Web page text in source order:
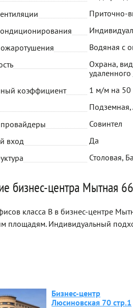
Приточно-
Водяная с
Охрана,
удаленного
коэффициент
1 м/м на 50
Совинтел
вход
Да
Столовая,
бизнес-центра Мытная 66
класса B в бизнес-центре
площадям. Индивидуальный
Бизнес-центр
Люсиновская 70 стр.1